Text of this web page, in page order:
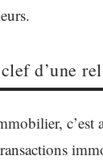
d’une
c’est